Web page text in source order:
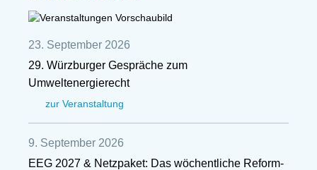
23. September 2026
29. Würzburger Gespräche zum
Umweltenergierecht
zur Veranstaltung
9. September 2026
EEG 2027 & Netzpaket: Das wöchentliche Reform-